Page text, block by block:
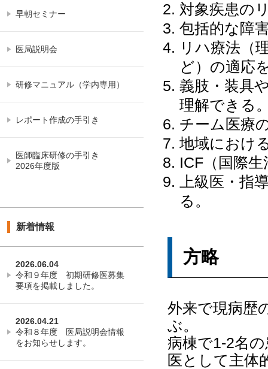
対象疾患の
包括的な障
リハ療法（
ど）の適応
義肢・装具
理解できる
チーム医療
地域におけ
ICF（国際
上級医・指
る。
方略
外来で現病歴
ぶ。
病棟で1-2名
医として主体
早朝セミナー
医局説明会
研修マニュアル（学内専用）
レポート作成の手引き
医師臨床研修の手引き
2026年度版
新着情報
2026.06.04
令和９年度 初期研修医募集
要項を掲載しました。
2026.04.21
令和８年度 医局説明会情報
をお知らせします。